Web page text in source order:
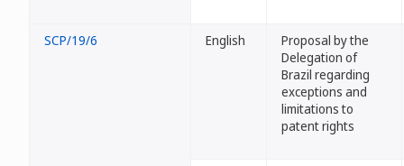
SCP/19/6 English
Proposal by the
Delegation of
Brazil regarding
exceptions and
limitations to
patent rights